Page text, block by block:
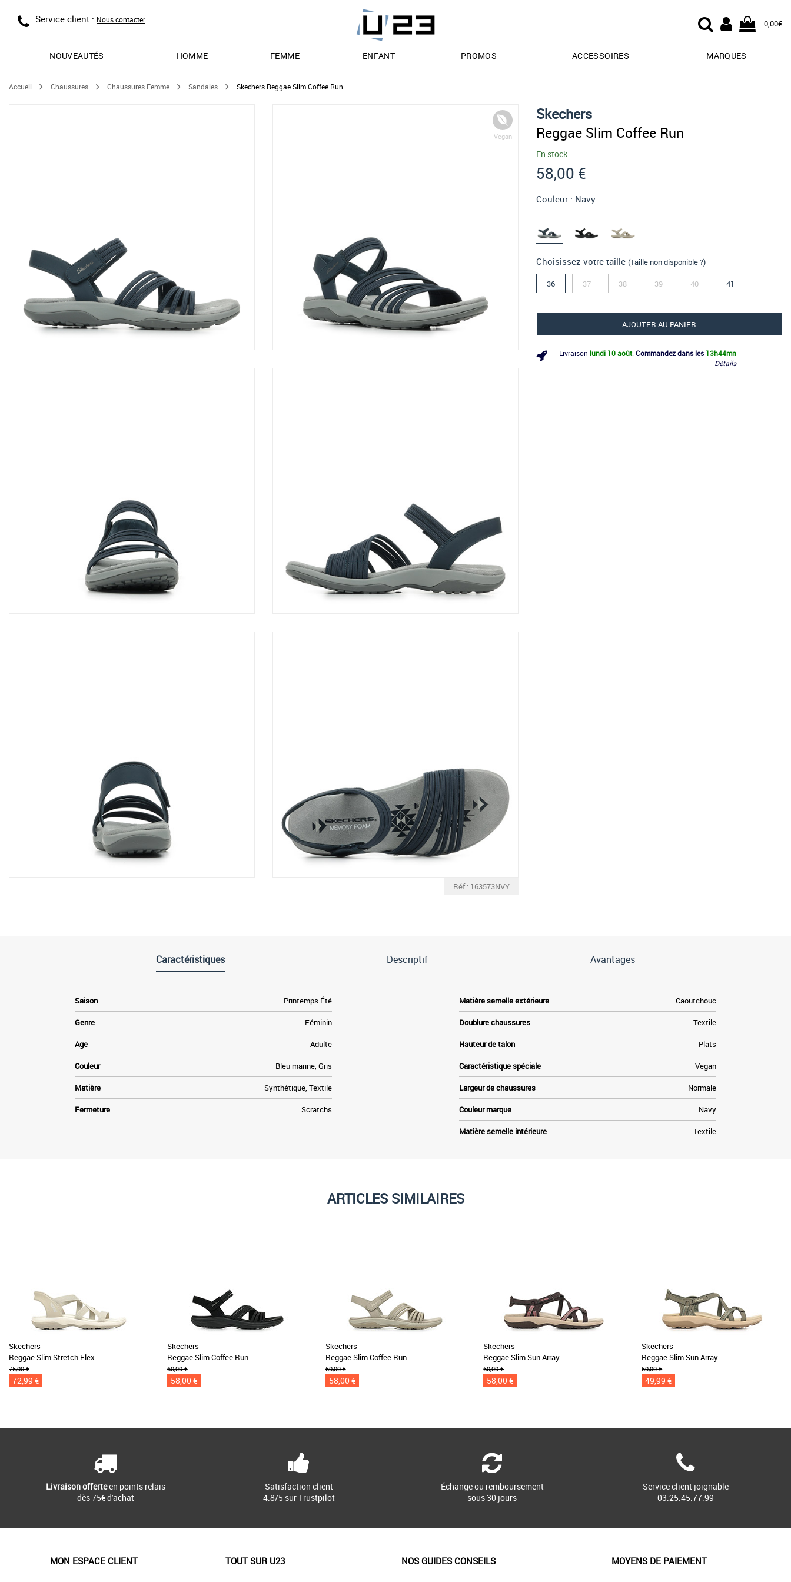
Service client : Nous contacter 0,00€
NOUVEAUTÉS HOMME FEMME ENFANT PROMOS ACCESSOIRES MARQUES
Accueil Chaussures Chaussures Femme Sandales Skechers Reggae Slim Coffee Run
Vegan
Réf : 163573NVY
Skechers
Reggae Slim Coffee Run
En stock
58,00 €
Couleur : Navy
Choisissez votre taille (Taille non disponible ?)
36 37 38 39 40 41
AJOUTER AU PANIER
Livraison lundi 10 août Commandez dans les 13h44mn
Détails
Caractéristiques Descriptif Avantages
Saison Printemps Été
Genre Féminin
Age Adulte
Couleur Bleu marine, Gris
Matière Synthétique, Textile
Fermeture Scratchs
Matière semelle extérieure Caoutchouc
Doublure chaussures Textile
Hauteur de talon Plats
Caractéristique spéciale Vegan
Largeur de chaussures Normale
Couleur marque Navy
Matière semelle intérieure Textile
ARTICLES SIMILAIRES
Skechers
Reggae Slim Stretch Flex
75,00 €
72,99 €
Skechers
Reggae Slim Coffee Run
60,00 €
58,00 €
Skechers
Reggae Slim Coffee Run
60,00 €
58,00 €
Skechers
Reggae Slim Sun Array
60,00 €
58,00 €
Skechers
Reggae Slim Sun Array
60,00 €
49,99 €
Livraison offerteen points relais
dès 75€ d'achat
Satisfaction client
4.8/5 sur Trustpilot
Échange ou remboursement
sous 30 jours
Service client joignable
03.25.45.77.99
MON ESPACE CLIENT TOUT SUR U23 NOS GUIDES CONSEILS MOYENS DE PAIEMENT